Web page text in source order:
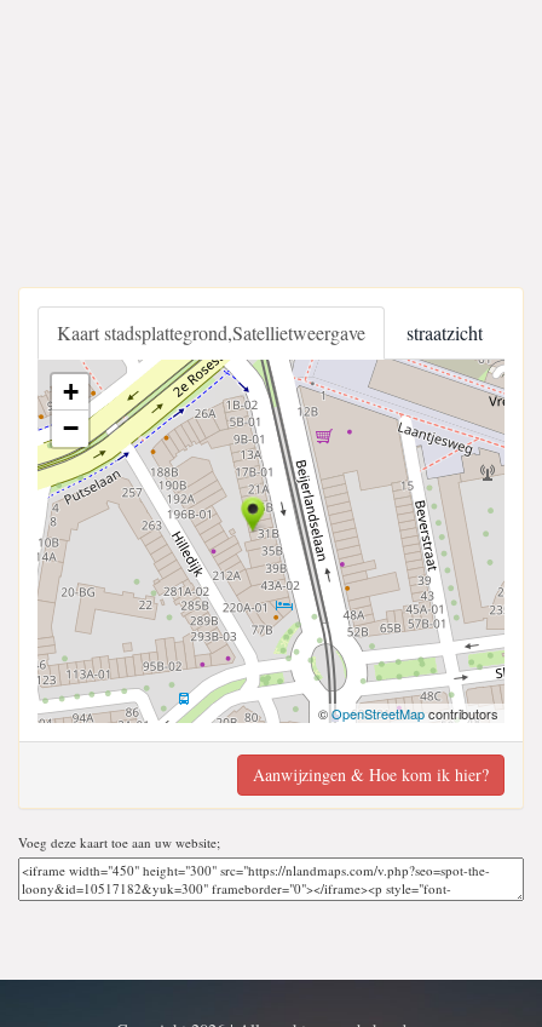
Kaart stadsplattegrond,Satellietweergave straatzicht
+
−
©OpenStreetMapcontributors
Aanwijzingen & Hoe kom ik hier?
Voeg deze kaart toe aan uw website;